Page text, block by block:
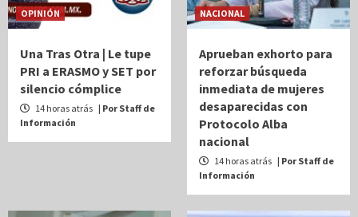
OPINIÓN
Una Tras Otra | Le tupe
PRI a ERASMO y SET por
silencio cómplice
14 horas atrás | Por Staff de
Información
NACIONAL
Aprueban exhorto para
reforzar búsqueda
inmediata de mujeres
desaparecidas con
Protocolo Alba
nacional
14 horas atrás | Por Staff de
Información